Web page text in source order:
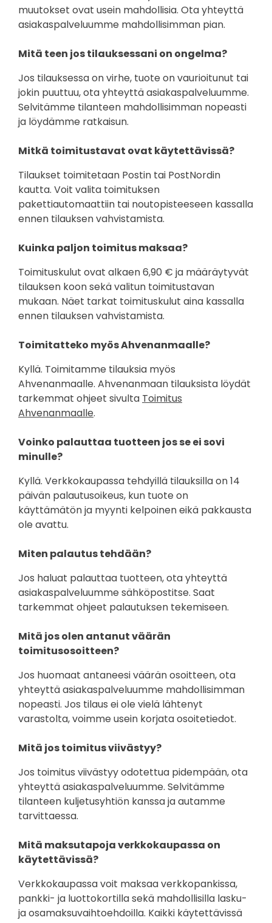
muutokset ovat usein mahdollisia. Ota yhteyttä
asiakaspalveluumme mahdollisimman pian.
Mitä teen jos tilauksessani on ongelma?
Jos tilauksessa on virhe, tuote on vaurioitunut tai
jokin puuttuu, ota yhteyttä asiakaspalveluumme.
Selvitämme tilanteen mahdollisimman nopeasti
ja löydämme ratkaisun.
Mitkä toimitustavat ovat käytettävissä?
Tilaukset toimitetaan Postin tai PostNordin
kautta. Voit valita toimituksen
pakettiautomaattiin tai noutopisteeseen kassalla
ennen tilauksen vahvistamista.
Kuinka paljon toimitus maksaa?
Toimituskulut ovat alkaen 6,90 € ja määräytyvät
tilauksen koon sekä valitun toimitustavan
mukaan. Näet tarkat toimituskulut aina kassalla
ennen tilauksen vahvistamista.
Toimitatteko myös Ahvenanmaalle?
Kyllä. Toimitamme tilauksia myös
Ahvenanmaalle. Ahvenanmaan tilauksista löydät
tarkemmat ohjeet sivulta Toimitus
Ahvenanmaalle.
Voinko palauttaa tuotteen jos se ei sovi
minulle?
Kyllä. Verkkokaupassa tehdyillä tilauksilla on 14
päivän palautusoikeus, kun tuote on
käyttämätön ja myynti kelpoinen eikä pakkausta
ole avattu.
Miten palautus tehdään?
Jos haluat palauttaa tuotteen, ota yhteyttä
asiakaspalveluumme sähköpostitse. Saat
tarkemmat ohjeet palautuksen tekemiseen.
Mitä jos olen antanut väärän
toimitusosoitteen?
Jos huomaat antaneesi väärän osoitteen, ota
yhteyttä asiakaspalveluumme mahdollisimman
nopeasti. Jos tilaus ei ole vielä lähtenyt
varastolta, voimme usein korjata osoitetiedot.
Mitä jos toimitus viivästyy?
Jos toimitus viivästyy odotettua pidempään, ota
yhteyttä asiakaspalveluumme. Selvitämme
tilanteen kuljetusyhtiön kanssa ja autamme
tarvittaessa.
Mitä maksutapoja verkkokaupassa on
käytettävissä?
Verkkokaupassa voit maksaa verkkopankissa,
pankki- ja luottokortilla sekä mahdollisilla lasku-
ja osamaksuvaihtoehdoilla. Kaikki käytettävissä